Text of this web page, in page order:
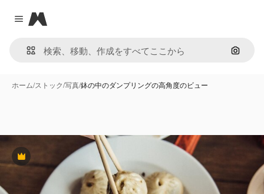
Close menu
Magnific
画像で
ホーム/ストック/写真/鉢の中のダンプリングの高角度のビュー
Premium